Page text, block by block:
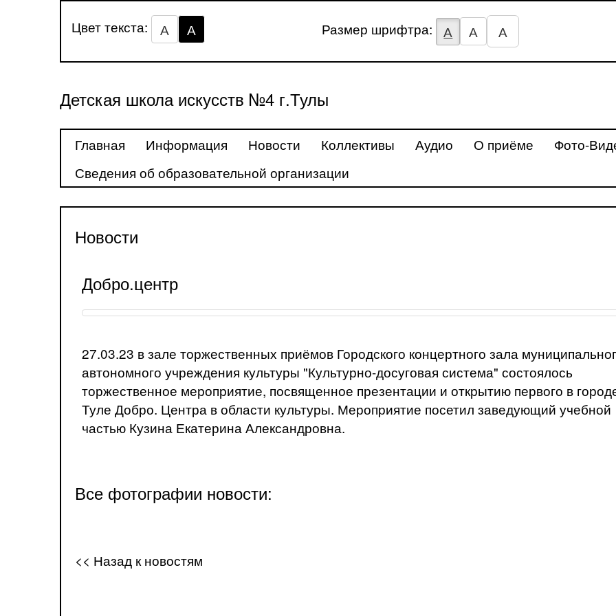
Цвет текста: А А Размер шрифтра: А А А
Детская школа искусств №4 г.Тулы
Главная Информация Новости Коллективы Аудио О приёме
Фото-
Сведения об образовательной организации
Новости
Добро.центр
27.03.23 в зале торжественных приёмов Городского концертного зала
автономного учреждения культуры "Культурно-досуговая система" состоялось
торжественное мероприятие, посвященное презентации и открытию первого в
Туле Добро. Центра в области культуры. Мероприятие посетил заведующий учебной
частью Кузина Екатерина Александровна.
Все фотографии новости:
<< Назад к новостям